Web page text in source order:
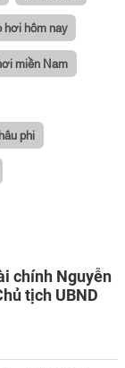
hơi hôm nay
miền Nam
phi
chính Nguyễn
tịch UBND